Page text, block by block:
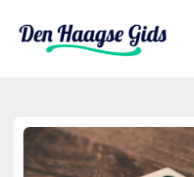
denhaagsegids.nl